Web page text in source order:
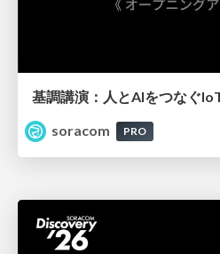
soracom
PRO